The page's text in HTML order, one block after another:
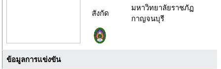
สังกัด
มหาวิทยาลัยราชภัฏ
กาญจนบุรี
ข้อมูลการแข่งขัน